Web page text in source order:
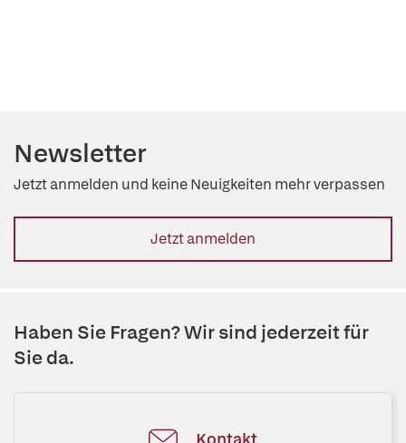
Newsletter
Jetzt anmelden und keine Neuigkeiten mehr verpassen
Jetzt anmelden
Haben Sie Fragen? Wir sind jederzeit für
Sie da.